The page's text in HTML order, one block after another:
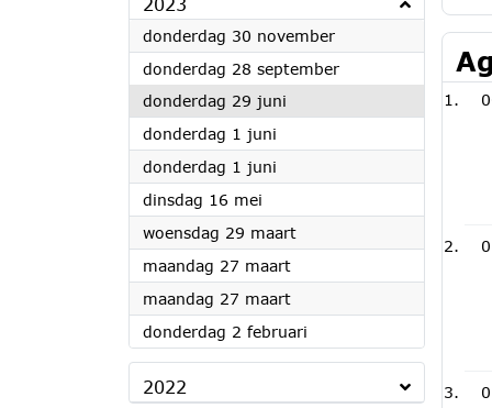
donderdag 30 november2023
donderdag 28 september2023
donderdag 29 juni
donderdag 1 juni
donderdag 1 juni
dinsdag 16 mei
woensdag 29 maart2023
maandag 27 maart2023
maandag 27 maart2023
donderdag 2 februari
2022